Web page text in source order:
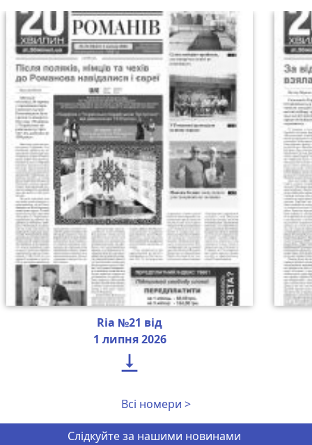
Ria №21 від
1 липня 2026

Всі номери >
Слідкуйте за нашими новинами